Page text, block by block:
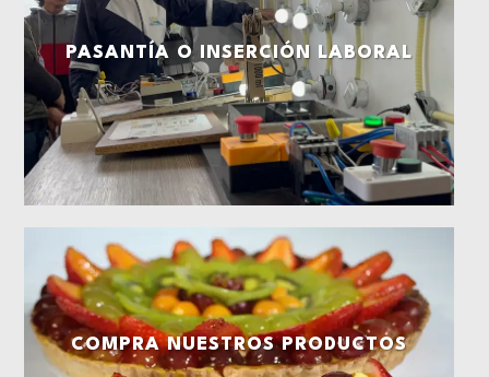
PASANTÍA O INSERCIÓN LABORAL
COMPRA NUESTROS PRODUCTOS